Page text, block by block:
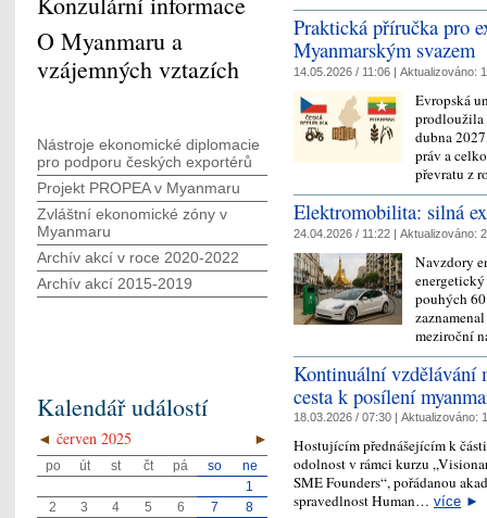
Praktická příručka pro
Myanmarským svazem
14.05.2026 / 11:06 | Aktualizováno:
Evropská
prodloužila
dubna
práv a
převratu z
Elektromobilita: silná
24.04.2026 / 11:22 | Aktualizováno:
Navzdory
pouhých
meziroční
Kontinuální vzdělávání
cesta k posílení
18.03.2026 / 07:30 | Aktualizováno:
Hostujícím přednášejícím k
odolnost v rámci kurzu
SME Founders“, pořádanou
spravedlnost Human… více ►
O Myanmaru a
vzájemných vztazích
Nástroje ekonomické diplomacie
pro podporu českých exportérů
Projekt PROPEA v Myanmaru
Zvláštní ekonomické zóny v
Myanmaru
Archív akcí v roce 2020-2022
Archív akcí 2015-2019
Kalendář událostí
◄ ►
červen 2025
po út st čt pá so
ne
1
2
3 4 5 6 7
8